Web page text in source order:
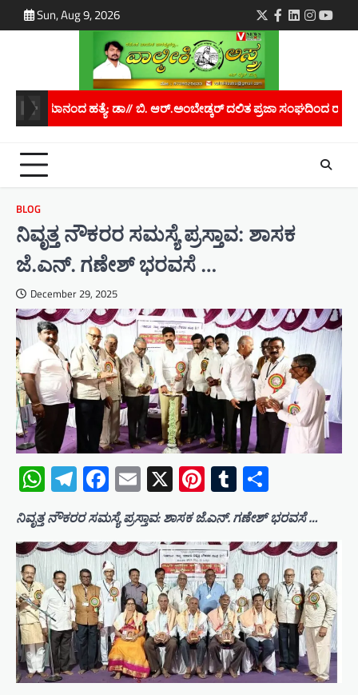
to
Sun, Aug 9, 2026 Twitter
Facebook
LinkedIn
ದಲಿತ ಪ್ರಜಾ ಸಂಘದಿಂದ ರಾಜ್ಯಪಾಲರಿಗೆ ಮನವಿ.. ಮಾನವ
BLOG
ನಿವೃತ್ತ ನೌಕರರ ಸಮಸ್ಯೆ ಪ್ರಸ್ತಾವ: ಶಾಸಕ
ಜೆ.ಎನ್. ಗಣೇಶ್ ಭರವಸೆ …
December 29, 2025
WhatsApp
Telegram
Facebook
Email
X Pinterest
Tumblr
ನಿವೃತ್ತ ನೌಕರರ ಸಮಸ್ಯೆ ಪ್ರಸ್ತಾವ: ಶಾಸಕ ಜೆ.ಎನ್. ಗಣೇಶ್ ಭರವಸೆ …